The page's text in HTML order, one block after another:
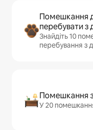
Помешкання
перебувати
Знайдіть 10
перебування з
Помешкання
У 20